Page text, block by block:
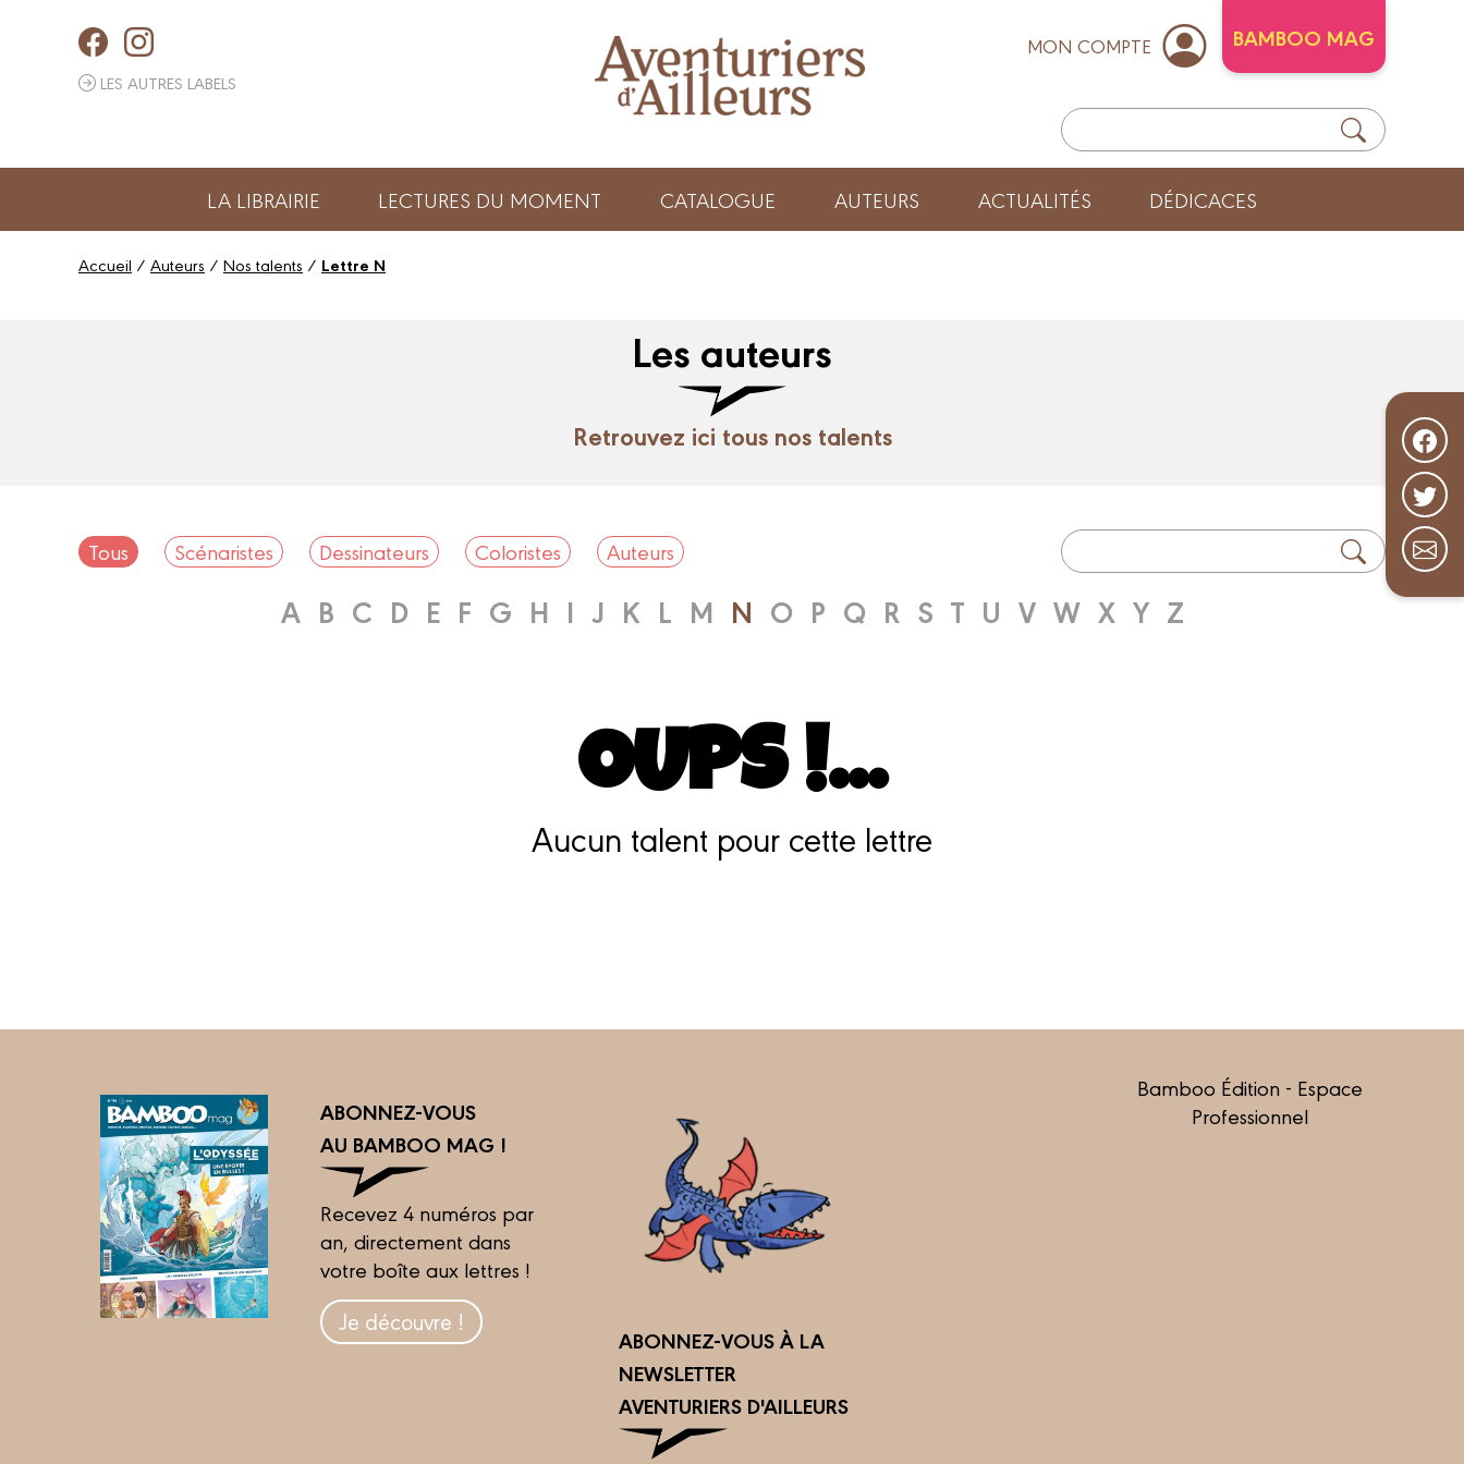
LES AUTRES LABELS
MON COMPTE BAMBOO MAG
LA LIBRAIRIE LECTURES DU MOMENT CATALOGUE AUTEURS ACTUALITÉS DÉDICACES
Accueil / Auteurs / Nos talents / Lettre N
Les auteurs
Retrouvez ici tous nos talents
Tous Scénaristes Dessinateurs Coloristes Auteurs
A B C D E F G H I J K L M N O P Q R S T U V W X Y Z
OUPS !...
Aucun talent pour cette lettre
ABONNEZ-VOUS
AU BAMBOO MAG !
Recevez 4 numéros par
an, directement dans
votre boîte aux lettres !
Je découvre !
ABONNEZ-VOUS À LA
NEWSLETTER
AVENTURIERS D'AILLEURS
Bamboo Édition - Espace
Professionnel